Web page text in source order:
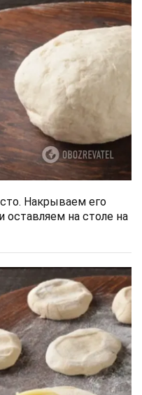
Накрываем его
на столе на